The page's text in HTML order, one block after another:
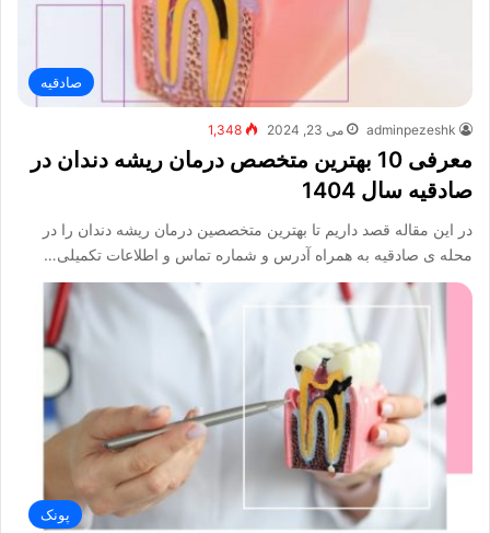
صادقیه
adminpezeshk می 23, 2024 1,348
معرفی 10 بهترین متخصص درمان ریشه دندان در
صادقیه سال 1404
در این مقاله قصد داریم تا بهترین متخصصین درمان ریشه دندان را در
محله ی صادقیه به همراه آدرس و شماره تماس و اطلاعات تکمیلی…
پونک